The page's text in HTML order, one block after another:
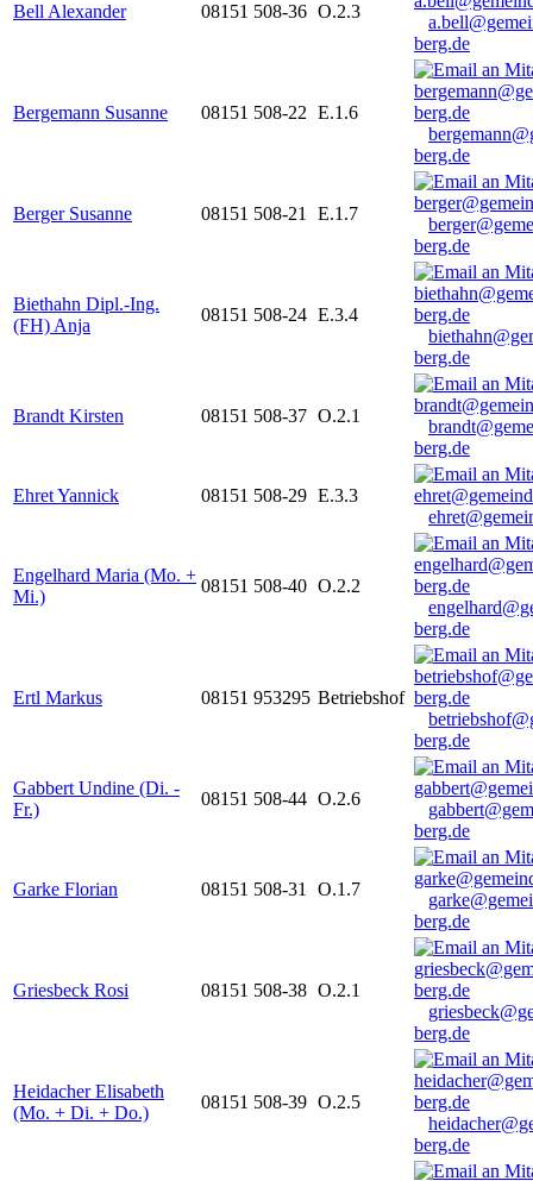
Bell Alexander 08151 508-36 O.2.3
berg.de
Bergemann Susanne 08151 508-22 E.1.6
berg.de
Berger Susanne 08151 508-21 E.1.7
berg.de
Biethahn Dipl.-Ing.
(FH) Anja
08151 508-24 E.3.4
berg.de
Brandt Kirsten 08151 508-37 O.2.1
berg.de
Ehret Yannick 08151 508-29 E.3.3
Engelhard Maria (Mo. +
Mi.)
08151 508-40 O.2.2
berg.de
Ertl Markus 08151 953295 Betriebshof
berg.de
Gabbert Undine (Di. -
Fr.)
08151 508-44 O.2.6
berg.de
Garke Florian 08151 508-31 O.1.7
berg.de
Griesbeck Rosi 08151 508-38 O.2.1
berg.de
Heidacher Elisabeth
(Mo. + Di. + Do.)
08151 508-39 O.2.5
berg.de